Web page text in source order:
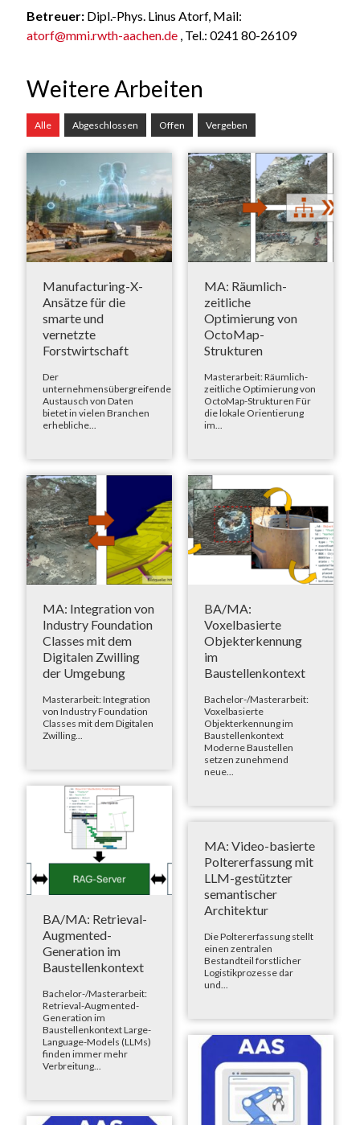
Betreuer: Dipl.-Phys. Linus Atorf, Mail:
atorf@mmi.rwth-aachen.de, Tel.: 0241 80-26109
Weitere Arbeiten
Alle Abgeschlossen Offen Vergeben
Manufacturing-X-
Ansätze für die
smarte und
vernetzte
Forstwirtschaft
Der
unternehmensübergreifende
Austausch von Daten
bietet in vielen Branchen
erhebliche...
MA: Räumlich-
zeitliche
Optimierung von
OctoMap-
Strukturen
Masterarbeit: Räumlich-
zeitliche Optimierung von
OctoMap-Strukturen Für
die lokale Orientierung
im...
MA: Integration von
Industry Foundation
Classes mit dem
Digitalen Zwilling
der Umgebung
Masterarbeit: Integration
von Industry Foundation
Classes mit dem Digitalen
Zwilling...
BA/MA:
Voxelbasierte
Objekterkennung
im
Baustellenkontext
Bachelor-/Masterarbeit:
Voxelbasierte
Objekterkennung im
Baustellenkontext
Moderne Baustellen
setzen zunehmend
neue...
BA/MA: Retrieval-
Augmented-
Generation im
Baustellenkontext
Bachelor-/Masterarbeit:
Retrieval-Augmented-
Generation im
Baustellenkontext Large-
Language-Models (LLMs)
finden immer mehr
Verbreitung...
MA: Video-basierte
Poltererfassung mit
LLM-gestützter
semantischer
Architektur
Die Poltererfassung stellt
einen zentralen
Bestandteil forstlicher
Logistikprozesse dar
und...